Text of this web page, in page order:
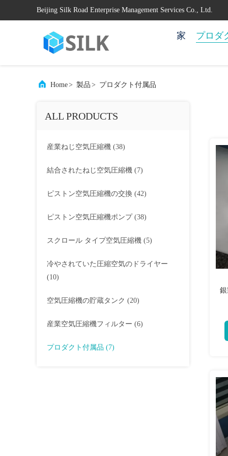
Beijing Silk Road Enterprise Management Services Co., Ltd.
家 プロダ
Home> 製品 > プロダクト付属品
ALL PRODUCTS
産業ねじ空気圧縮機 (38)
結合されたねじ空気圧縮機 (7)
ピストン空気圧縮機の交換 (42)
ピストン空気圧縮機ポンプ (38)
スクロール タイプ空気圧縮機 (5)
冷やされていた圧縮空気のドライヤー
(10)
空気圧縮機の貯蔵タンク (20)
産業空気圧縮機フィルター (6)
プロダクト付属品 (7)